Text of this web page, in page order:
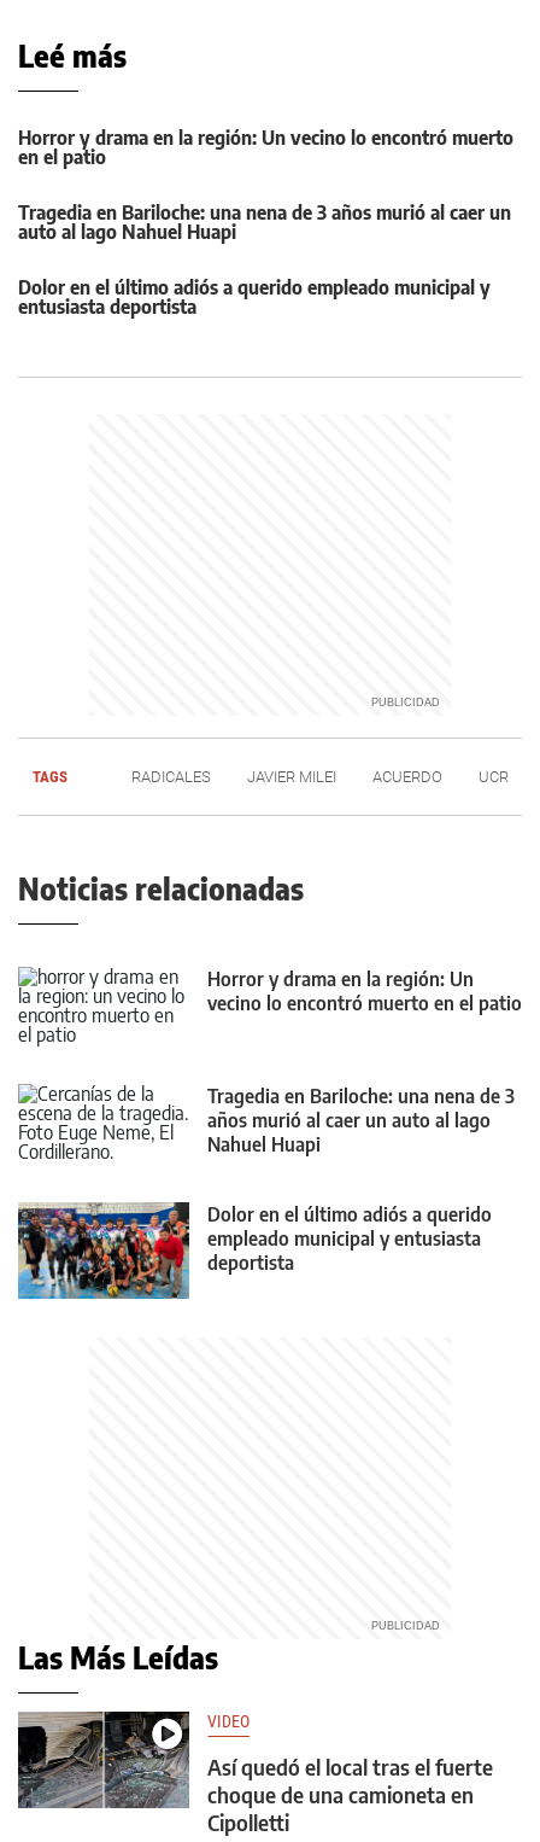
Leé más
Horror y drama en la región: Un vecino lo encontró muerto
en el patio
Tragedia en Bariloche: una nena de 3 años murió al caer un
auto al lago Nahuel Huapi
Dolor en el último adiós a querido empleado municipal y
entusiasta deportista
TAGS RADICALES JAVIER MILEI ACUERDO UCR
Noticias relacionadas
Horror y drama en la región: Un
vecino lo encontró muerto en el patio
Tragedia en Bariloche: una nena de 3
años murió al caer un auto al lago
Nahuel Huapi
Dolor en el último adiós a querido
empleado municipal y entusiasta
deportista
Las Más Leídas
VIDEO
Así quedó el local tras el fuerte
choque de una camioneta en
Cipolletti